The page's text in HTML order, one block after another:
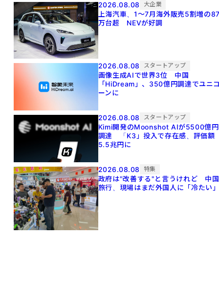
2026.08.08 大企業
上海汽車、1～7月海外販売5割増の
万台超 NEVが好調
2026.08.08 スタートアップ
画像生成AIで世界3位 中国
「HiDream」、350億円調達でユニ
ーンに
2026.08.08 スタートアップ
Kimi開発のMoonshot AIが5500億円
調達 「K3」投入で存在感、評価額
5.5兆円に
2026.08.08 特集
政府は"改善する"と言うけれど 中国
旅行、現場はまだ外国人に「冷たい